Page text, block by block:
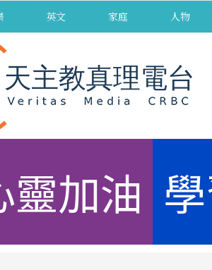
英文 家庭 人物
靈加油